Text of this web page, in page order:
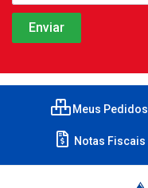
Meus Pedidos
Notas Fiscais